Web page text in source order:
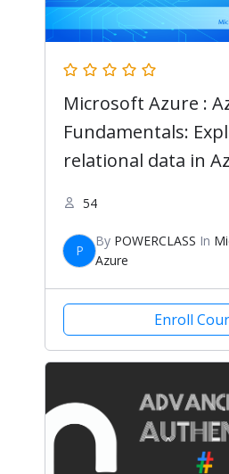
Microsoft Azure :
Fundamentals:
relational data in
54
P
By POWERCLASS In
Azure
Enroll